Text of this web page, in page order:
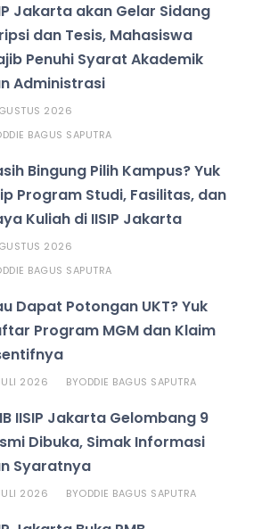
Jakarta akan Gelar Sidang
dan Tesis, Mahasiswa
Penuhi Syarat Akademik
Administrasi
2026
BAGUS SAPUTRA
Bingung Pilih Kampus? Yuk
Program Studi, Fasilitas, dan
Kuliah di IISIP Jakarta
2026
BAGUS SAPUTRA
Dapat Potongan UKT? Yuk
Program MGM dan Klaim
2026 BYODDIE BAGUS SAPUTRA
IISIP Jakarta Gelombang 9
Dibuka, Simak Informasi
Syaratnya
2026 BYODDIE BAGUS SAPUTRA